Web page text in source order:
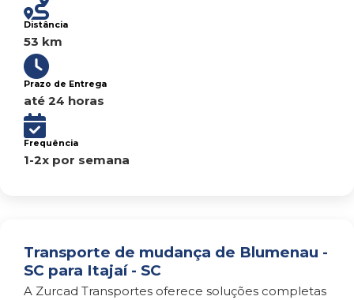
Distância
53 km
Prazo de Entrega
até 24 horas
Frequência
1-2x por semana
Transporte de mudança de Blumenau -
SC para Itajaí - SC
A Zurcad Transportes oferece soluções completas